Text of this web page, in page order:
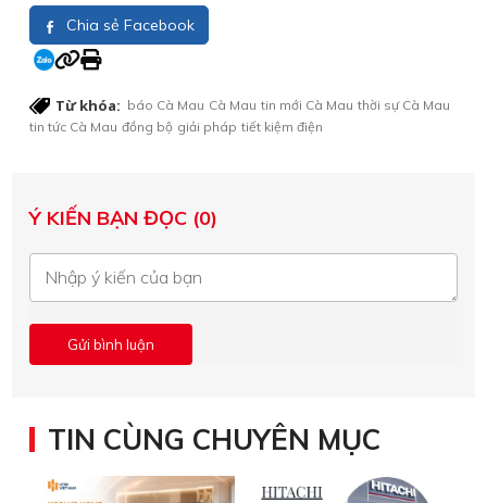
Chia sẻ Facebook
Từ khóa: báo Cà Mau Cà Mau tin mới Cà Mau thời sự Cà Mau
tin tức Cà Mau đồng bộ giải pháp tiết kiệm điện
Ý KIẾN BẠN ĐỌC (0)
TIN CÙNG CHUYÊN MỤC